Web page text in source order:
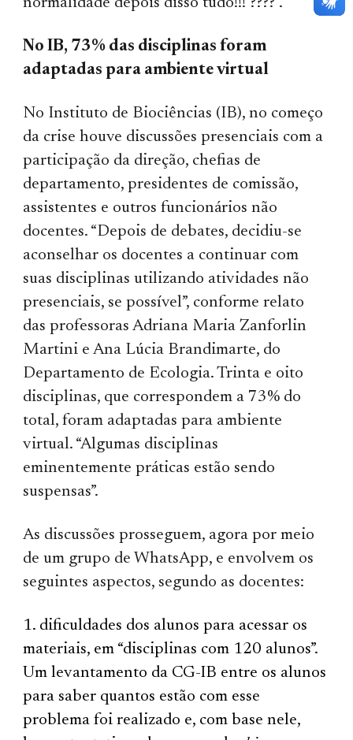
normalidade depois disso tudo!!! ????”.
No IB, 73% das disciplinas foram
adaptadas para ambiente virtual
No Instituto de Biociências (IB), no começo
da crise houve discussões presenciais com a
participação da direção, chefias de
departamento, presidentes de comissão,
assistentes e outros funcionários não
docentes. “Depois de debates, decidiu-se
aconselhar os docentes a continuar com
suas disciplinas utilizando atividades não
presenciais, se possível”, conforme relato
das professoras Adriana Maria Zanforlin
Martini e Ana Lúcia Brandimarte, do
Departamento de Ecologia. Trinta e oito
disciplinas, que correspondem a 73% do
total, foram adaptadas para ambiente
virtual. “Algumas disciplinas
eminentemente práticas estão sendo
suspensas”.
As discussões prosseguem, agora por meio
de um grupo de WhatsApp, e envolvem os
seguintes aspectos, segundo as docentes:
dificuldades dos alunos para acessar os
materiais, em “disciplinas com 120 alunos”.
Um levantamento da CG-IB entre os alunos
para saber quantos estão com esse
problema foi realizado e, com base nele,